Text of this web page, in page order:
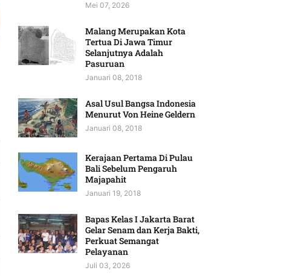
Mei 07, 2026
Malang Merupakan Kota
Tertua Di Jawa Timur
Selanjutnya Adalah
Pasuruan
Januari 08, 2018
Asal Usul Bangsa Indonesia
Menurut Von Heine Geldern
Januari 08, 2018
Kerajaan Pertama Di Pulau
Bali Sebelum Pengaruh
Majapahit
Januari 19, 2018
Bapas Kelas I Jakarta Barat
Gelar Senam dan Kerja Bakti,
Perkuat Semangat
Pelayanan
Juli 03, 2026